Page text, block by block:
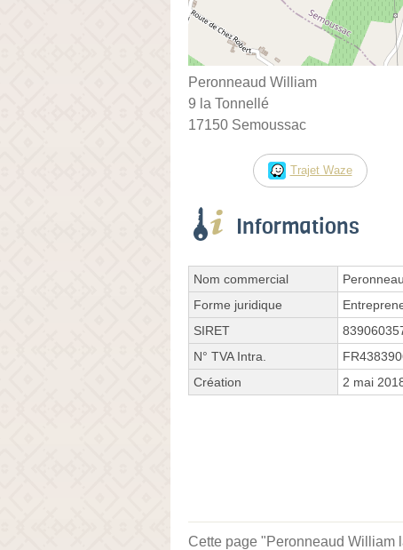
Peronneaud William
9 la Tonnellé
17150 Semoussac
Trajet Waze
Informations
Nom commercial
Forme juridique
SIRET
N° TVA Intra.
Création
2 mai
Cette page "Peronneaud William